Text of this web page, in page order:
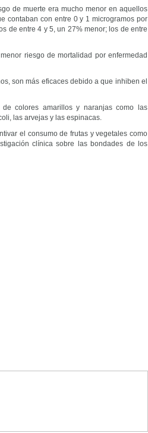
de muerte era mucho menor en aquellos
contaban con entre 0 y 1 microgramos por
de entre 4 y 5, un 27% menor; los de entre
riesgo de mortalidad por enfermedad
son más eficaces debido a que inhiben el
colores amarillos y naranjas como las
las arvejas y las espinacas.
el consumo de frutas y vegetales como
clínica sobre las bondades de los